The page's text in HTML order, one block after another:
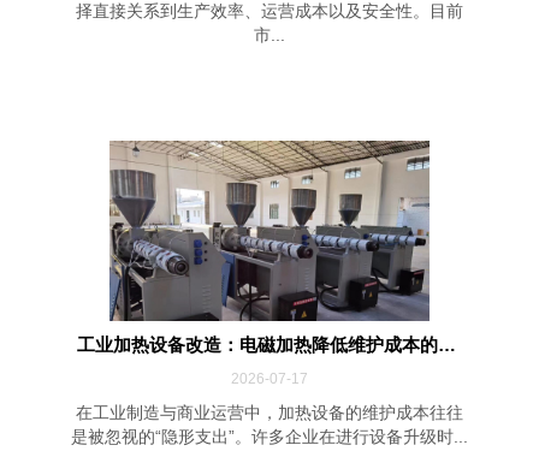
择直接关系到生产效率、运营成本以及安全性。目前
市...
工业加热设备改造：电磁加热降低维护成本的四...
2026-07-17
在工业制造与商业运营中，加热设备的维护成本往往
是被忽视的“隐形支出”。许多企业在进行设备升级时...